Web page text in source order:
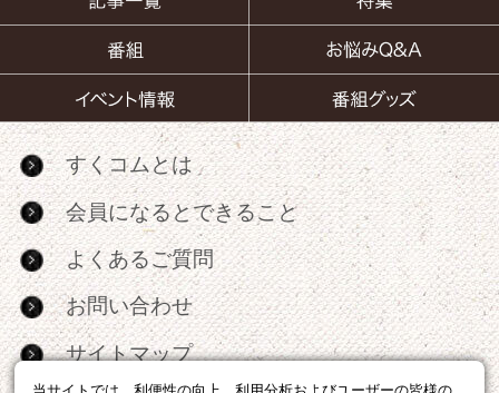
すくコムとは
会員になるとできること
よくあるご質問
お問い合わせ
サイトマップ